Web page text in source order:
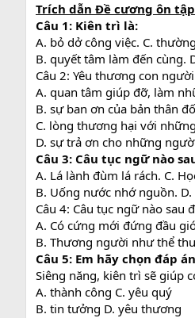
Trích dẫn Đề cương ôn tập
Câu 1: Kiên trì là:
A. bỏ dở công việc. C.
B. quyết tâm làm đến cùng.
Câu 2: Yêu thương con
A. quan tâm giúp đỡ, làm
B. sự ban ơn của bản thân
C. lòng thương hại với
D. sự trả ơn cho những
Câu 3: Câu tục ngữ nào
A. Lá lành đùm lá rách. C.
B. Uống nước nhớ nguồn.
Câu 4: Câu tục ngữ nào sau
A. Có cứng mới đứng đầu
B. Thương người như thể
Câu 5: Em hãy chọn đáp
Siêng năng, kiên trì sẽ giúp
A. thành công C. yêu quý
B. tin tưởng D. yêu thương